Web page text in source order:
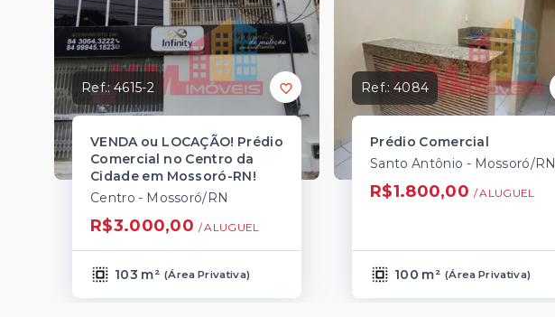
Ref.:4615-2
VENDA ou LOCAÇÃO! Prédio
Comercial no Centro da
Cidade em Mossoró-RN!
Centro - Mossoró/RN
R$3.000,00 / ALUGUEL
103 m² (Área Privativa)
Ref.:4084
Prédio Comercial
Santo Antônio - Mossoró/RN
R$1.800,00 / ALUGUEL
100 m² (Área Privativa)